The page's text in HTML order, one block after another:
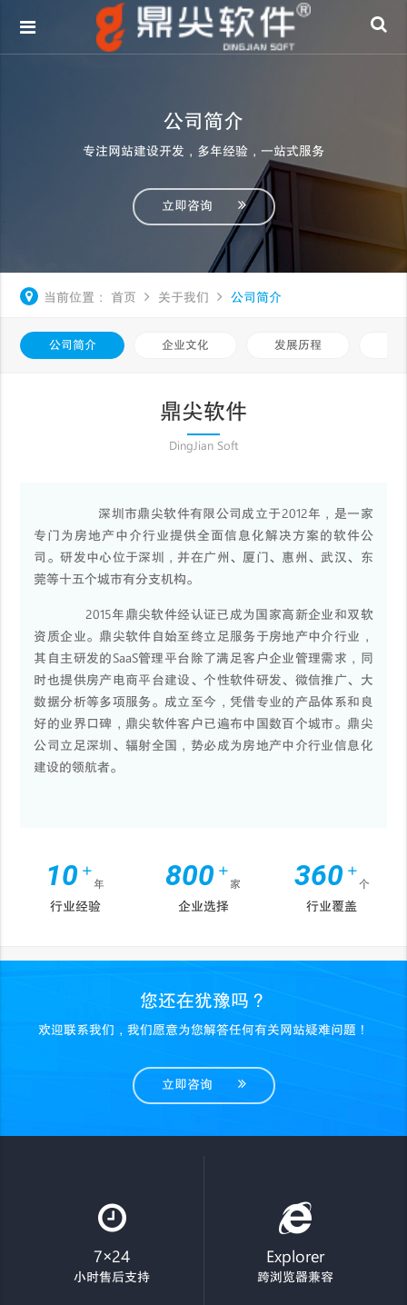
公司简介
专注网站建设开发，多年经验，一站式服务
立即咨询
当前位置： 首页 关于我们 公司简介
公司简介 企业文化 发展历程
鼎尖软件
DingJian Soft
深圳市鼎尖软件有限公司成立于2012年，是一家
专门为房地产中介行业提供全面信息化解决方案的软件公
司。研发中心位于深圳，并在广州、厦门、惠州、武汉、东
莞等十五个城市有分支机构。
2015年鼎尖软件经认证已成为国家高新企业和双软
资质企业。鼎尖软件自始至终立足服务于房地产中介行业，
其自主研发的SaaS管理平台除了满足客户企业管理需求，同
时也提供房产电商平台建设、个性软件研发、微信推广、大
数据分析等多项服务。成立至今，凭借专业的产品体系和良
好的业界口碑，鼎尖软件客户已遍布中国数百个城市。鼎尖
公司立足深圳、辐射全国，势必成为房地产中介行业信息化
建设的领航者。
10 +
年
行业经验
800 +
家
企业选择
360 +
个
行业覆盖
您还在犹豫吗？
欢迎联系我们，我们愿意为您解答任何有关网站疑难问题！
立即咨询
7×24
小时售后支持
Explorer
跨浏览器兼容